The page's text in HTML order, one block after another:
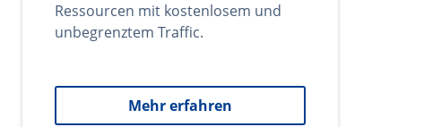
Ressourcen mit kostenlosem und
unbegrenztem Traffic.
Mehr erfahren